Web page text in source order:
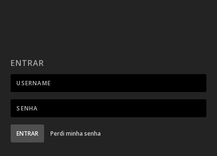
ENTRAR
ENTRAR Perdi minha senha